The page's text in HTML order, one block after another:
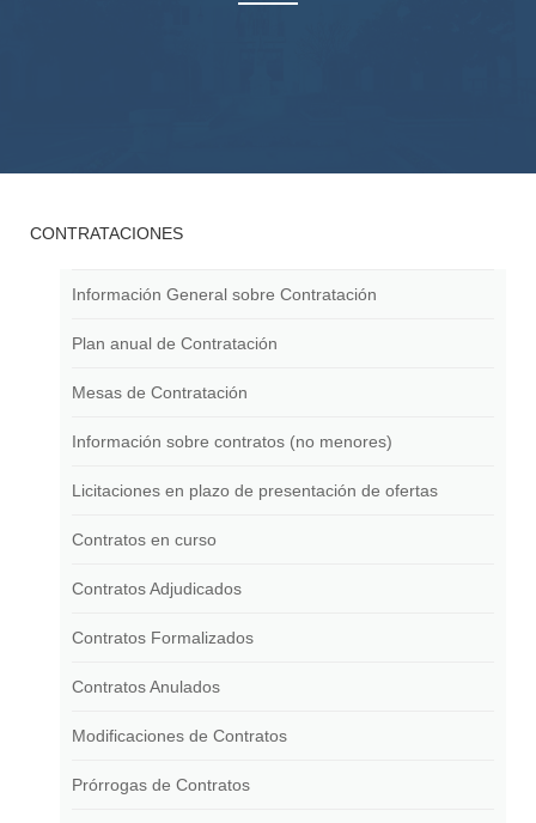
CONTRATACIONES
Información General sobre Contratación
Plan anual de Contratación
Mesas de Contratación
Información sobre contratos (no menores)
Licitaciones en plazo de presentación de ofertas
Contratos en curso
Contratos Adjudicados
Contratos Formalizados
Contratos Anulados
Modificaciones de Contratos
Prórrogas de Contratos